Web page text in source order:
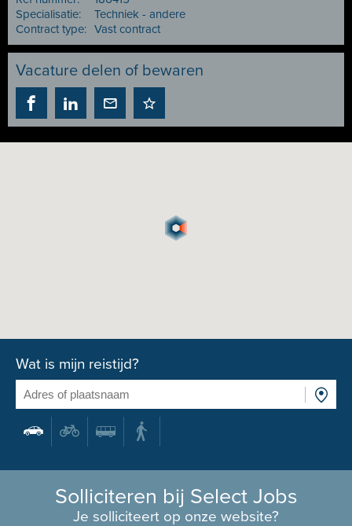
Specialisatie:
Techniek - andere
Contract type: Vast contract
Vacature delen of bewaren
Wat is mijn reistijd?
Solliciteren bij Select Jobs
Je solliciteert op onze website?